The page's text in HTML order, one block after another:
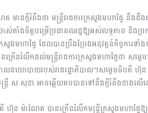
មានក្តីរំពឹងថា មន្ត្រីរាជការក្រសួងមហាផ្ទៃ នឹ
ាស់តាំងចិត្តបម្រើប្រជាពលរដ្ឋឱ្យអស់លទ្ធភាព និង
រសួងមហាផ្ទៃ ដែលបានប្រឹងប្រែងអនុវត្តន៍កិច្ចក
ើនរំលឹកដល់មន្ត្រីរាជការក្រសួងមហាផ្ទៃថា សម្តេច
លនយោបាយរបស់រាជរដ្ឋាភិបាល។សម្តេចធិបតី ហ៊ុ
ត្រី ស សុខា អាចឆ្លើយតបបានទៅនឹងក្តីរំពឹងខាងលើ
ហ៊ុន ម៉ាណែត បានក្រើនរំលឹកមន្ត្រីក្រសួងមហាផ្ទ